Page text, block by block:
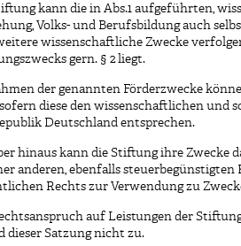
kann die in Abs.1 aufgeführten,
Volks- und Berufsbildung auch
wissenschaftliche Zwecke
gern. § 2 liegt.
der genannten Förderzwecke
diese den wissenschaftlichen und
Deutschland entsprechen.
hinaus kann die Stiftung ihre Zwecke
anderen, ebenfalls
Rechts zur Verwendung zu
auf Leistungen der
dieser Satzung nicht zu.